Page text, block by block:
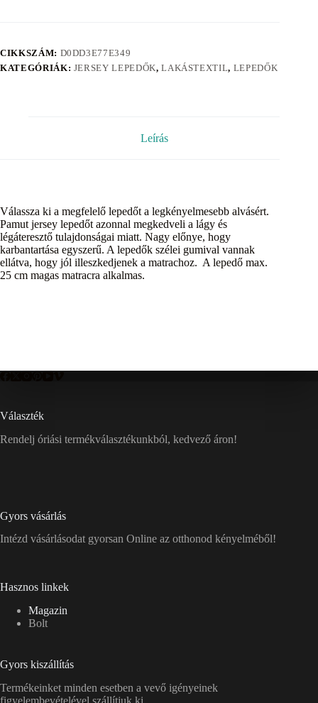
CIKKSZÁM: D0DD3E77E349
KATEGÓRIÁK: JERSEY LEPEDŐK,LAKÁSTEXTIL, LEPEDŐK
Leírás
Válassza ki a megfelelő lepedőt a legkényelmesebb alvásért.
Pamut jersey lepedőt azonnal megkedveli a lágy és
légáteresztő tulajdonságai miatt. Nagy előnye, hogy
karbantartása egyszerű. A lepedők szélei gumival vannak
ellátva, hogy jól illeszkedjenek a matrachoz. A lepedő max.
25 cm magas matracra alkalmas.
Választék
Rendelj óriási termékválasztékunkból, kedvező áron!
Gyors vásárlás
Intézd vásárlásodat gyorsan Online az otthonod kényelméből!
Hasznos linkek
Magazin
Bolt
Gyors kiszállítás
Termékeinket minden esetben a vevő igényeinek
figyelembevételével szállítjuk ki.